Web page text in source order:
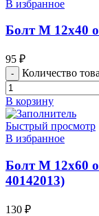
В избранное
Болт М 12х40
95 ₽
Количество
В корзину
Быстрый просмотр
В избранное
Болт М 12х60
40142013)
130 ₽